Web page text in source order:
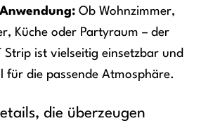
Ob Wohnzimmer,
Küche oder Partyraum – der
Strip ist vielseitig einsetzbar und
für die passende Atmosphäre.
die überzeugen